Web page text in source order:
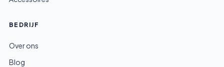
BEDRIJF
Over ons
Blog